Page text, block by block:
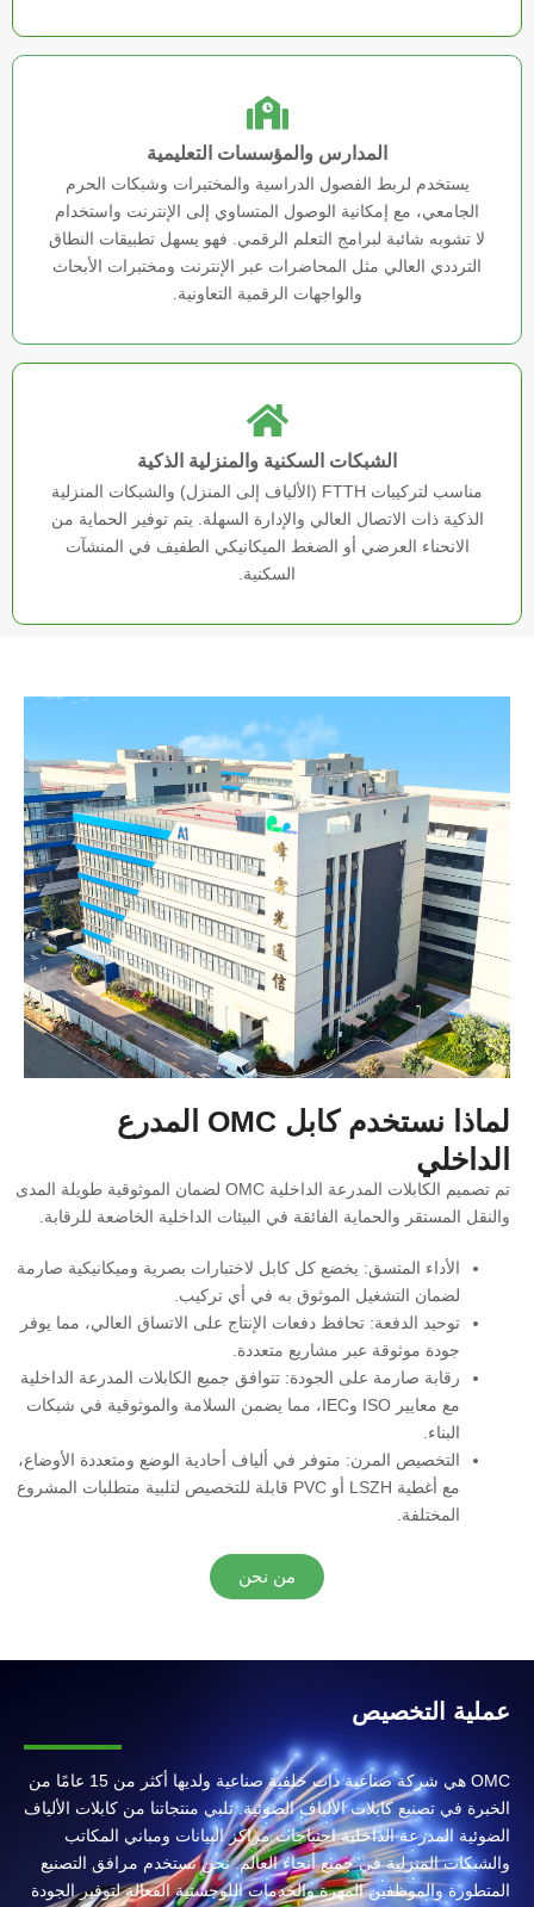
المدارس والمؤسسات التعليمية
يستخدم لربط الفصول الدراسية والمختبرات وشبكات الحرم
الجامعي، مع إمكانية الوصول المتساوي إلى الإنترنت واستخدام
لا تشوبه شائبة لبرامج التعلم الرقمي. فهو يسهل تطبيقات النطاق
الترددي العالي مثل المحاضرات عبر الإنترنت ومختبرات الأبحاث
والواجهات الرقمية التعاونية.
الشبكات السكنية والمنزلية الذكية
مناسب لتركيبات FTTH (الألياف إلى المنزل) والشبكات المنزلية
الذكية ذات الاتصال العالي والإدارة السهلة. يتم توفير الحماية من
الانحناء العرضي أو الضغط الميكانيكي الطفيف في المنشآت
السكنية.
لماذا نستخدم كابل OMC المدرع
الداخلي
تم تصميم الكابلات المدرعة الداخلية OMC لضمان الموثوقية طويلة المدى
والنقل المستقر والحماية الفائقة في البيئات الداخلية الخاضعة للرقابة.
الأداء المتسق: يخضع كل كابل لاختبارات بصرية وميكانيكية صارمة
لضمان التشغيل الموثوق به في أي تركيب.
توحيد الدفعة: تحافظ دفعات الإنتاج على الاتساق العالي، مما يوفر
جودة موثوقة عبر مشاريع متعددة.
رقابة صارمة على الجودة: تتوافق جميع الكابلات المدرعة الداخلية
مع معايير ISO وIEC، مما يضمن السلامة والموثوقية في شبكات
البناء.
التخصيص المرن: متوفر في ألياف أحادية الوضع ومتعددة الأوضاع،
مع أغطية LSZH أو PVC قابلة للتخصيص لتلبية متطلبات المشروع
المختلفة.
من نحن
عملية التخصيص
OMC هي شركة صناعية ذات خلفية صناعية ولديها أكثر من 15 عامًا من
الخبرة في تصنيع كابلات الألياف الضوئية. تلبي منتجاتنا من كابلات الألياف
الضوئية المدرعة الداخلية احتياجات مراكز البيانات ومباني المكاتب
والشبكات المنزلية في جميع أنحاء العالم. نحن نستخدم مرافق التصنيع
المتطورة والموظفين المهرة والخدمات اللوجستية الفعالة لتوفير الجودة